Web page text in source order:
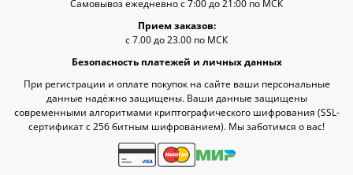
Самовывоз ежедневно с 7:00 до 21:00 по МСК
Прием заказов:
с 7.00 до 23.00 по МСК
Безопасность платежей и личных данных
При регистрации и оплате покупок на сайте ваши персональные
данные надёжно защищены. Ваши данные защищены
современными алгоритмами криптографического шифрования (SSL-
сертификат c 256 битным шифрованием). Мы заботимся о вас!